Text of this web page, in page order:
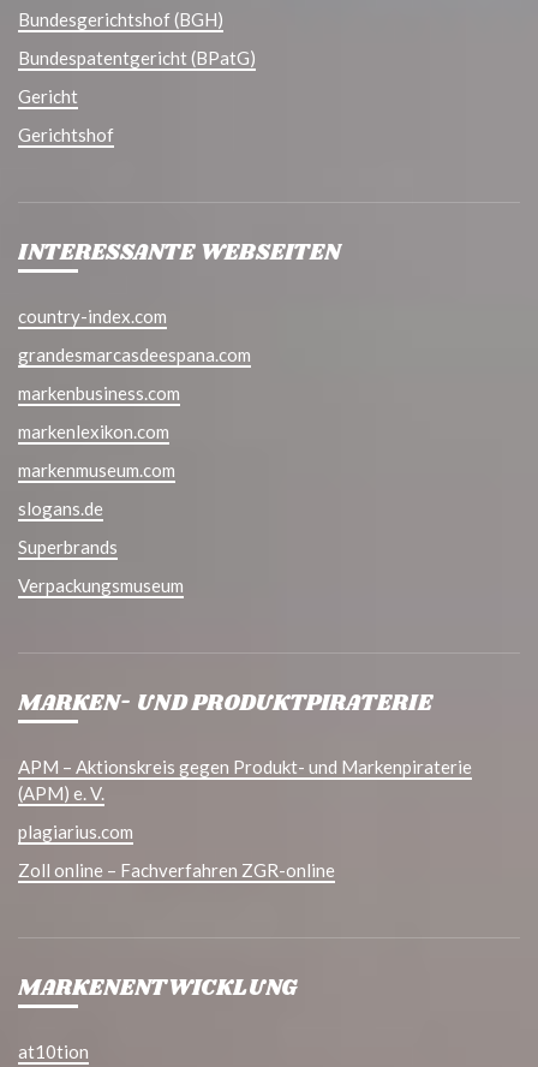
Bundesgerichtshof (BGH)
Bundespatentgericht (BPatG)
Gericht
Gerichtshof
INTERESSANTE WEBSEITEN
country-index.com
grandesmarcasdeespana.com
markenbusiness.com
markenlexikon.com
markenmuseum.com
slogans.de
Superbrands
Verpackungsmuseum
MARKEN- UND PRODUKTPIRATERIE
APM – Aktionskreis gegen Produkt- und Markenpiraterie
(APM) e. V.
plagiarius.com
Zoll online – Fachverfahren ZGR-online
MARKENENTWICKLUNG
at10tion